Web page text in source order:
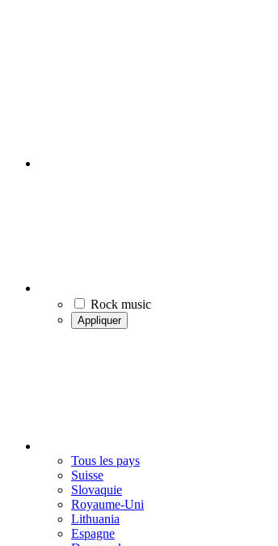
Rock music
Appliquer
Tous les pays
Suisse
Slovaquie
Royaume-Uni
Lithuania
Espagne